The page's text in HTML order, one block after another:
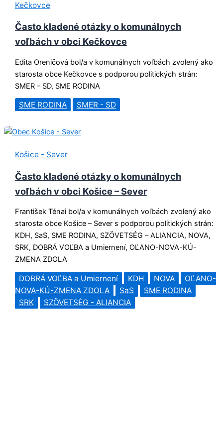
Kečkovce
Často kladené otázky o komunálnych
voľbách v obci Kečkovce
Edita Oreničová bol/a v komunálnych voľbách zvolený ako
starosta obce Kečkovce s podporou politických strán:
SMER – SD, SME RODINA
SME RODINA SMER - SD
Košice - Sever
Často kladené otázky o komunálnych
voľbách v obci Košice – Sever
František Ténai bol/a v komunálnych voľbách zvolený ako
starosta obce Košice – Sever s podporou politických strán:
KDH, SaS, SME RODINA, SZÖVETSÉG – ALIANCIA, NOVA,
SRK, DOBRÁ VOĽBA a Umiernení, OĽANO-NOVA-KÚ-
ZMENA ZDOLA
DOBRÁ VOĽBA a Umiernení KDH NOVA
OĽANO-
NOVA-KÚ-ZMENA ZDOLA
SaS
SME RODINA
SRK
SZÖVETSÉG - ALIANCIA